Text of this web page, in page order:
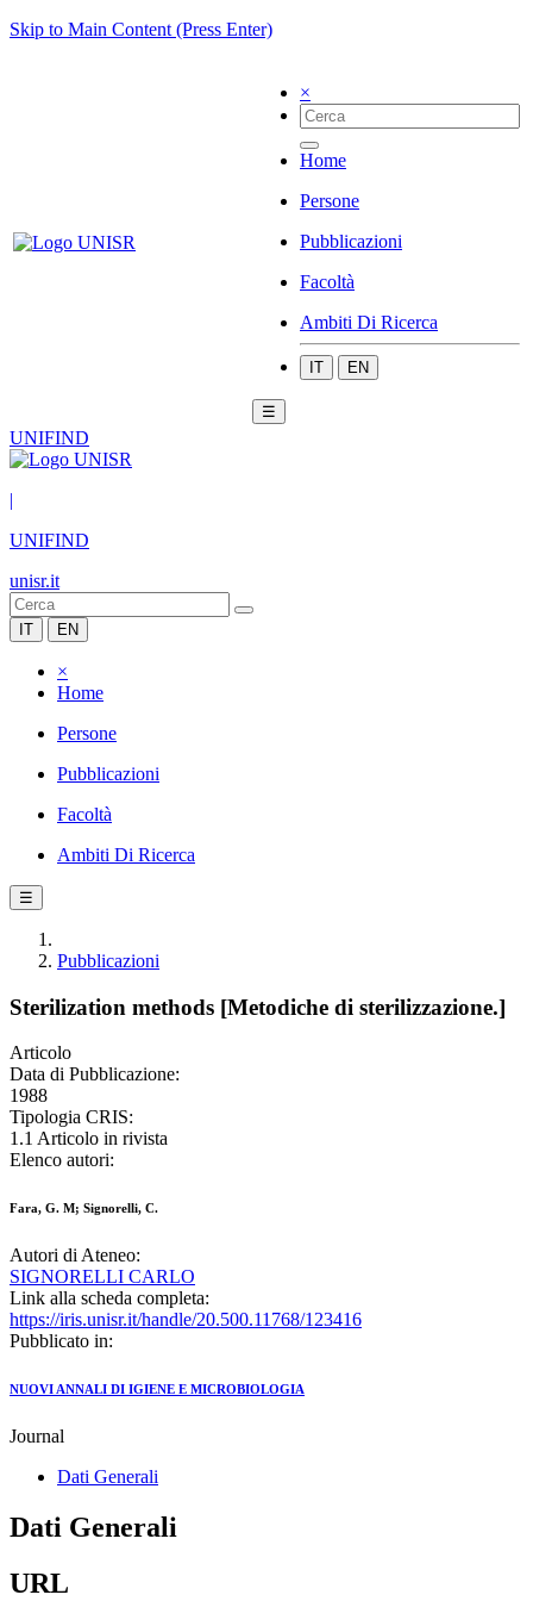
Skip to Main Content (Press Enter)
×
Home
Persone
Pubblicazioni
Facoltà
Ambiti Di Ricerca
IT EN
☰
UNIFIND
|
UNIFIND
unisr.it
IT EN
×
Home
Persone
Pubblicazioni
Facoltà
Ambiti Di Ricerca
☰
Pubblicazioni
Sterilization methods [Metodiche di sterilizzazione.]
Articolo
Data di Pubblicazione:
1988
Tipologia CRIS:
1.1 Articolo in rivista
Elenco autori:
Fara, G. M; Signorelli, C.
Autori di Ateneo:
SIGNORELLI CARLO
Link alla scheda completa:
https://iris.unisr.it/handle/20.500.11768/123416
Pubblicato in:
NUOVI ANNALI DI IGIENE E MICROBIOLOGIA
Journal
Dati Generali
Dati Generali
URL